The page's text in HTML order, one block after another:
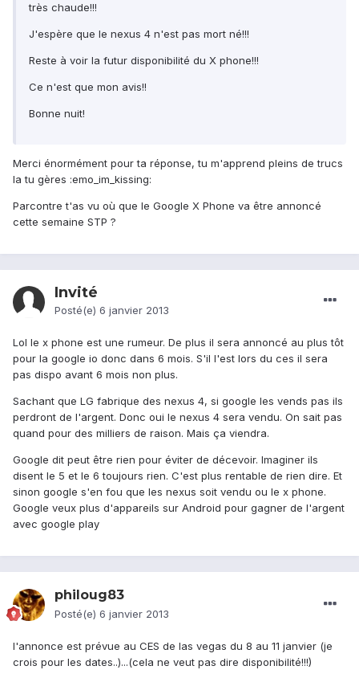
très chaude!!!
J'espère que le nexus 4 n'est pas mort né!!!
Reste à voir la futur disponibilité du X phone!!!
Ce n'est que mon avis!!
Bonne nuit!
Merci énormément pour ta réponse, tu m'apprend pleins de trucs
la tu gères :emo_im_kissing:
Parcontre t'as vu où que le Google X Phone va être annoncé
cette semaine STP ?
Invité
Posté(e) 6 janvier 2013
Lol le x phone est une rumeur. De plus il sera annoncé au plus tôt
pour la google io donc dans 6 mois. S'il l'est lors du ces il sera
pas dispo avant 6 mois non plus.
Sachant que LG fabrique des nexus 4, si google les vends pas ils
perdront de l'argent. Donc oui le nexus 4 sera vendu. On sait pas
quand pour des milliers de raison. Mais ça viendra.
Google dit peut être rien pour éviter de décevoir. Imaginer ils
disent le 5 et le 6 toujours rien. C'est plus rentable de rien dire. Et
sinon google s'en fou que les nexus soit vendu ou le x phone.
Google veux plus d'appareils sur Android pour gagner de l'argent
avec google play
philoug83
Posté(e) 6 janvier 2013
l'annonce est prévue au CES de las vegas du 8 au 11 janvier (je
crois pour les dates..)...(cela ne veut pas dire disponibilité!!!)